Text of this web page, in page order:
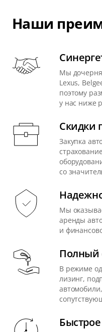
Наши
Мы
Lexus,
поэтому
у нас ниже
Скидки
Закупка
со
Мы
аренды
и
Полный
В режиме
лизинг,